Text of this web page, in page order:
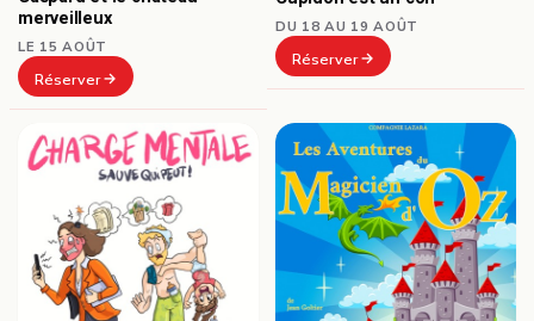
merveilleux
LE 15 AOÛT
Réserver
DU 18 AU 19 AOÛT
Réserver